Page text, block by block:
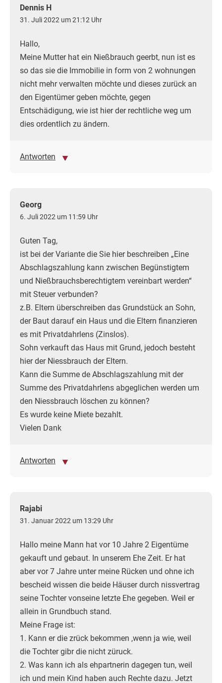
Dennis H
31. Juli 2022 um 21:12 Uhr
Hallo,
Meine Mutter hat ein Nießbrauch geerbt, nun ist es
so das sie die Immobilie in form von 2 wohnungen
nicht mehr verwalten möchte und dieses zurück an
den Eigentümer geben möchte, gegen
Entschädigung, wie ist hier der rechtliche weg um
dies ordentlich zu ändern.
Antworten
Georg
6. Juli 2022 um 11:59 Uhr
Guten Tag,
ist bei der Variante die Sie hier beschreiben „Eine
Abschlagszahlung kann zwischen Begünstigtem
und Nießbrauchsberechtigtem vereinbart werden“
mit Steuer verbunden?
z.B. Eltern überschreiben das Grundstück an Sohn,
der Baut darauf ein Haus und die Eltern finanzieren
es mit Privatdahrlens (Zinslos).
Sohn verkauft das Haus mit Grund, jedoch besteht
hier der Niessbrauch der Eltern.
Kann die Summe de Abschlagszahlung mit der
Summe des Privatdahrlens abgeglichen werden um
den Niessbrauch löschen zu können?
Es wurde keine Miete bezahlt.
Vielen Dank
Antworten
Rajabi
31. Januar 2022 um 13:29 Uhr
Hallo meine Mann hat vor 10 Jahre 2 Eigentüme
gekauft und gebaut. In unserem Ehe Zeit. Er hat
aber vor 7 Jahre unter meine Rücken und ohne ich
bescheid wissen die beide Häuser durch nissvertrag
seine Tochter vonseine letzte Ehe gegeben. Weil er
allein in Grundbuch stand.
Meine Frage ist:
1. Kann er die zrück bekommen ,wenn ja wie, weil
die Tochter gibr die nicht züruck.
2. Was kann ich als ehpartnerin dagegen tun, weil
ich und mein Kind haben auch Rechte dazu. Jetzt